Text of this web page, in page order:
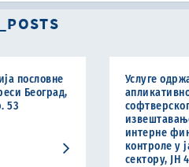
пословне
Београд,
53
Услуге
интерне
контроле у
сектору, ЈН